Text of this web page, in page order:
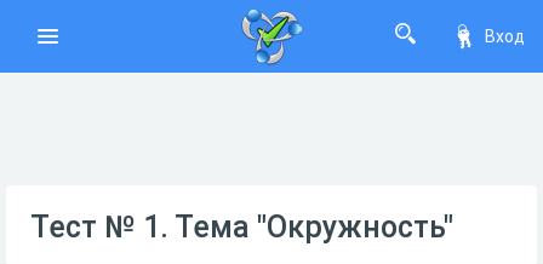
Вход
Тест № 1. Тема "Окружность"